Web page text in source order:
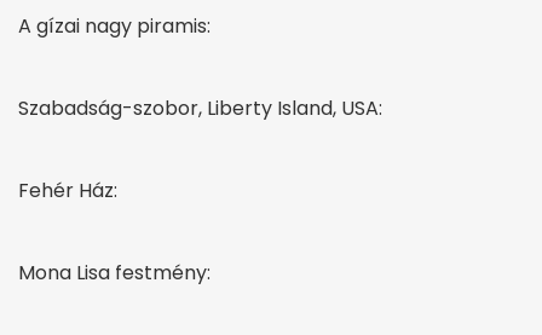
A gízai nagy piramis:
Szabadság-szobor, Liberty Island, USA:
Fehér Ház:
Mona Lisa festmény: